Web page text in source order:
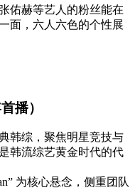
佑赫等艺人的粉丝能在
面，六人六色的个性展
播）
韩综，聚焦明星竞技与
韩流综艺黄金时代的代
为核心悬念，侧重团队